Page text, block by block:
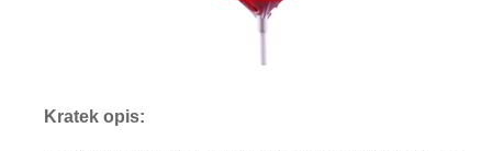
Kratek opis: